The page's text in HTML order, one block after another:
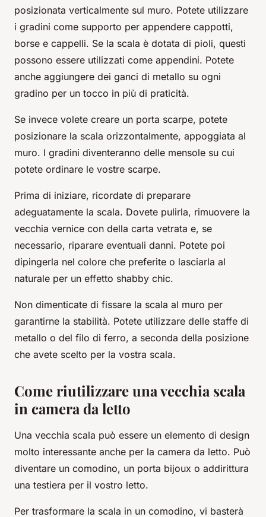
posizionata verticalmente sul muro. Potete utilizzare
i gradini come supporto per appendere cappotti,
borse e cappelli. Se la scala è dotata di pioli, questi
possono essere utilizzati come appendini. Potete
anche aggiungere dei ganci di metallo su ogni
gradino per un tocco in più di praticità.
Se invece volete creare un porta scarpe, potete
posizionare la scala orizzontalmente, appoggiata al
muro. I gradini diventeranno delle mensole su cui
potete ordinare le vostre scarpe.
Prima di iniziare, ricordate di preparare
adeguatamente la scala. Dovete pulirla, rimuovere la
vecchia vernice con della carta vetrata e, se
necessario, riparare eventuali danni. Potete poi
dipingerla nel colore che preferite o lasciarla al
naturale per un effetto shabby chic.
Non dimenticate di fissare la scala al muro per
garantirne la stabilità. Potete utilizzare delle staffe di
metallo o del filo di ferro, a seconda della posizione
che avete scelto per la vostra scala.
Come riutilizzare una vecchia scala
in camera da letto
Una vecchia scala può essere un elemento di design
molto interessante anche per la camera da letto. Può
diventare un comodino, un porta bijoux o addirittura
una testiera per il vostro letto.
Per trasformare la scala in un comodino, vi basterà